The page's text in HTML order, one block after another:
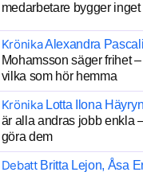
medarbetare bygger
KrönikaAlexandra
Mohamsson säger frihet
vilka som hör hemma
Krönika Lotta Ilona
är alla andras jobb enkla
göra dem
Debatt Britta Lejon, Åsa